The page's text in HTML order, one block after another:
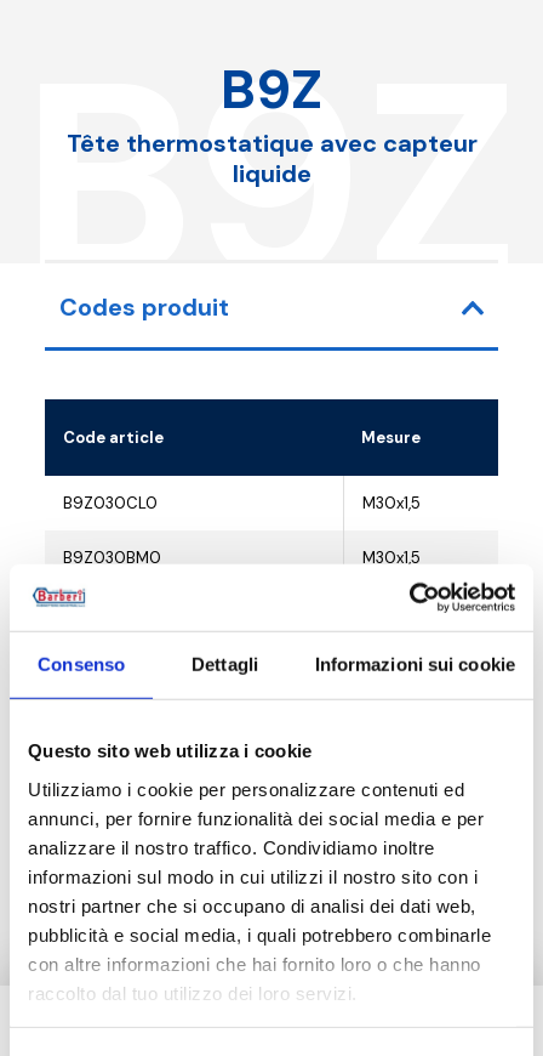
Consenso Dettagli Informazioni sui cookie
Questo sito web utilizza i cookie
Utilizziamo i cookie per personalizzare contenuti ed
annunci, per fornire funzionalità dei social media e per
analizzare il nostro traffico. Condividiamo inoltre
informazioni sul modo in cui utilizzi il nostro sito con i
nostri partner che si occupano di analisi dei dati web,
pubblicità e social media, i quali potrebbero combinarle
con altre informazioni che hai fornito loro o che hanno
raccolto dal tuo utilizzo dei loro servizi.
B9Z
B9Z
Tête thermostatique avec capteur
liquide
Codes produit
Code article Mesure
B9Z030CL0 M30x1,5
B9Z030BM0 M30x1,5
Description
Documentation
Produits alternatifs
Besoin d’aide ?